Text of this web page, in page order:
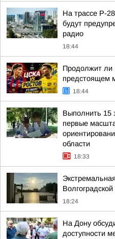
На трассе Р-
будут
радио
18:44
Продолжит ли
предстоящем
18:44
Выполнить 15
первые
области
18:33
18:24
На Дону
доступности